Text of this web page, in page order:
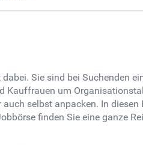
Sie sind bei Suchenden
Kauffrauen um
selbst anpacken. In diesen
finden Sie eine ganze